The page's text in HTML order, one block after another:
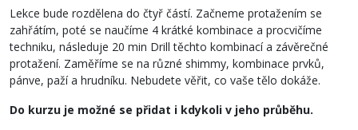
Lekce bude rozdělena do čtyř částí. Začneme protažením se
zahřátím, poté se naučíme 4 krátké kombinace a procvičíme
techniku, následuje 20 min Drill těchto kombinací a závěrečné
protažení. Zaměříme se na různé shimmy, kombinace prvků,
pánve, paží a hrudníku. Nebudete věřit, co vaše tělo dokáže.
Do kurzu je možné se přidat i kdykoli v jeho průběhu.